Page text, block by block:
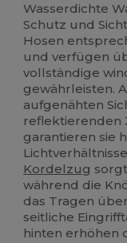
Wasserdichte
Schutz und
Hosen
und verfügen
vollständige
gewährleisten.
aufgenähten
reflektierenden
garantieren sie
Kordelzug
während die
das Tragen
seitliche
hinten erhöhen